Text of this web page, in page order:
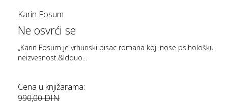
Karin Fosum
Ne osvrći se
„Karin Fosum je vrhunski pisac romana koji nose psihološku
neizvesnost.&ldquo...
Cena u knjižarama:
990,00 DIN